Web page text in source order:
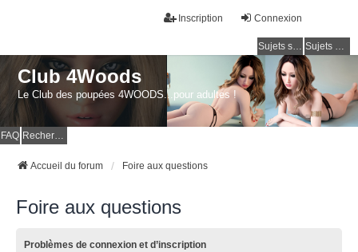
Connexion
Inscription
Sujets sans réponse Sujets actifs
Club 4Woods
Le Club des poupées 4WOODS...pour adultes !
FAQ
Accueil du forum Foire aux questions
Foire aux questions
Problèmes de connexion et d’inscription